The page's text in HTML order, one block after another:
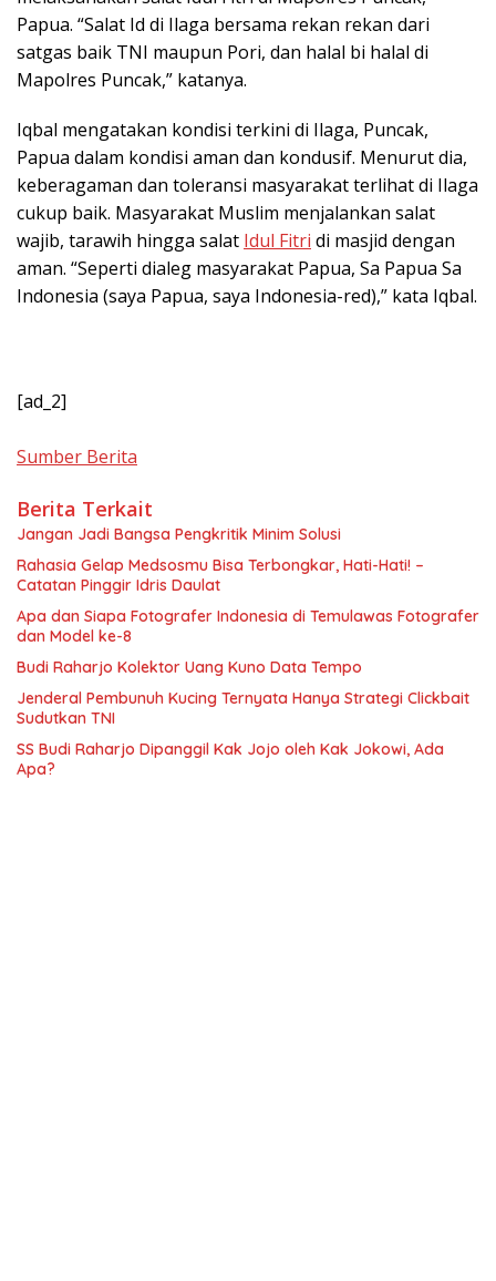
Papua. “Salat Id di Ilaga bersama rekan rekan dari
satgas baik TNI maupun Pori, dan halal bi halal di
Mapolres Puncak,” katanya.
Iqbal mengatakan kondisi terkini di Ilaga, Puncak,
Papua dalam kondisi aman dan kondusif. Menurut dia,
keberagaman dan toleransi masyarakat terlihat di Ilaga
cukup baik. Masyarakat Muslim menjalankan salat
wajib, tarawih hingga salat Idul Fitri di masjid dengan
aman. “Seperti dialeg masyarakat Papua, Sa Papua Sa
Indonesia (saya Papua, saya Indonesia-red),” kata Iqbal.
[ad_2]
Sumber Berita
Berita Terkait
Jangan Jadi Bangsa Pengkritik Minim Solusi
Rahasia Gelap Medsosmu Bisa Terbongkar, Hati-Hati! –
Catatan Pinggir Idris Daulat
Apa dan Siapa Fotografer Indonesia di Temulawas Fotografer
dan Model ke-8
Budi Raharjo Kolektor Uang Kuno Data Tempo
Jenderal Pembunuh Kucing Ternyata Hanya Strategi Clickbait
Sudutkan TNI
SS Budi Raharjo Dipanggil Kak Jojo oleh Kak Jokowi, Ada
Apa?